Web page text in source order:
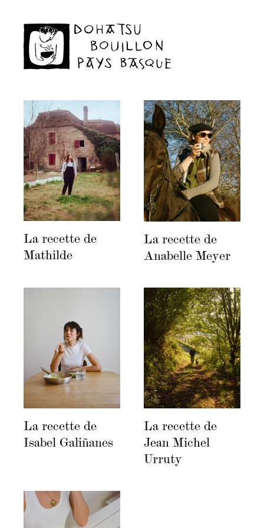
La recette de
Mathilde
La recette de
Anabelle Meyer
La recette de
Isabel Galiñanes
La recette de
Jean Michel
Urruty